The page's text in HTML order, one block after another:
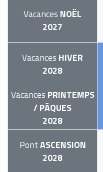
Vacances NOËL
2027
Vacances HIVER
2028
Vacances PRINTEMPS
/ PÂQUES
2028
PontASCENSION
2028